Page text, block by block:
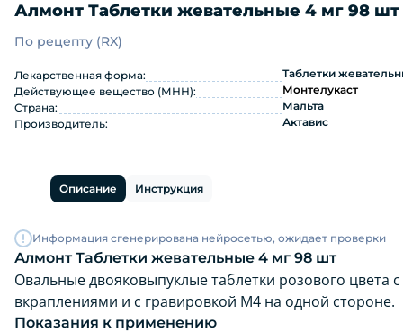
Алмонт Таблетки жевательные 4 мг 98 шт
Алмонт Таблетки жевательные 4
По рецепту (RX)
Лекарственная форма:
Таблетки
Действующее вещество (МНН):
Монтелукаст
Страна:
Мальта
Производитель:
Актавис
Описание Инструкция
Информация сгенерирована нейросетью, ожидает проверки
Алмонт Таблетки жевательные 4 мг 98 шт
Овальные двояковыпуклые таблетки розового цвета с
вкраплениями и с гравировкой М4 на одной стороне.
Показания к применению